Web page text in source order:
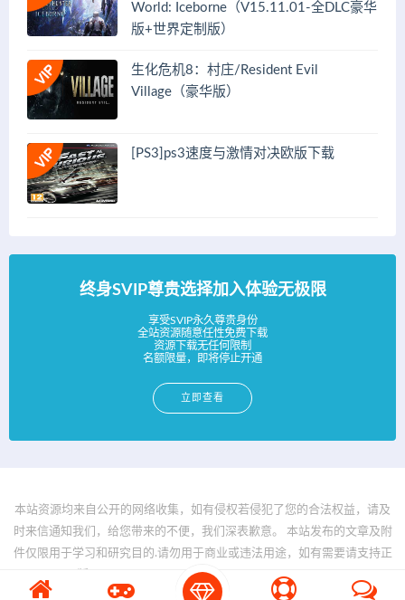
World: Iceborne（V15.11.01-全DLC豪华
版+世界定制版）
生化危机8：村庄/Resident Evil
Village（豪华版）
[PS3]ps3速度与激情对决欧版下载
终身SVIP尊贵选择加入体验无极限
享受SVIP永久尊贵身份
全站资源随意任性免费下载
资源下载无任何限制
名额限量，即将停止开通
立即查看
本站资源均来自公开的网络收集，如有侵权若侵犯了您的合法权益，请及
时来信通知我们，给您带来的不便，我们深表歉意。 本站发布的文章及附
件仅限用于学习和研究目的.请勿用于商业或违法用途，如有需要请支持正
版。 © 2025 - www.bfya.com All rights reserved